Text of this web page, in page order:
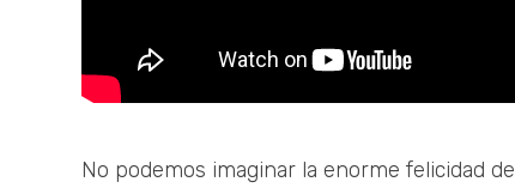
No podemos imaginar la enorme felicidad de